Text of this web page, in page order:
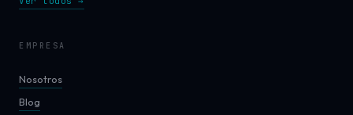
EMPRESA
Nosotros
Blog